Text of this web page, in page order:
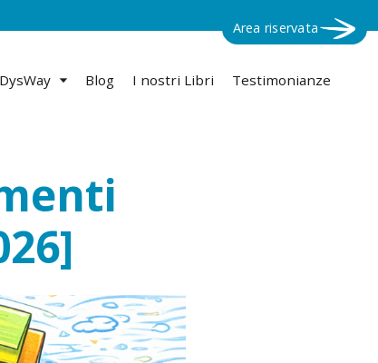
Blog I nostri Libri Testimonianze
Area riservata